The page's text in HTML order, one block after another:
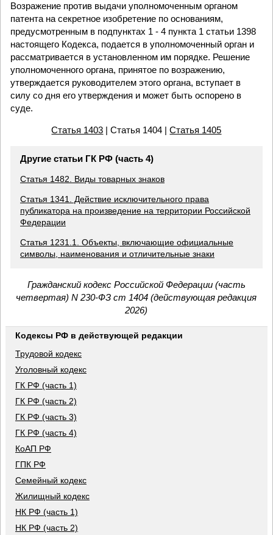
Возражение против выдачи уполномоченным органом
патента на секретное изобретение по основаниям,
предусмотренным в подпунктах 1 - 4 пункта 1 статьи 1398
настоящего Кодекса, подается в уполномоченный орган и
рассматривается в установленном им порядке. Решение
уполномоченного органа, принятое по возражению,
утверждается руководителем этого органа, вступает в
силу со дня его утверждения и может быть оспорено в
суде.
Статья 1403 | Статья 1404 |Статья 1405
Другие статьи ГК РФ (часть 4)
Статья 1482. Виды товарных знаков
Статья 1341. Действие исключительного права
публикатора на произведение на территории Российской
Федерации
Статья 1231.1. Объекты, включающие официальные
символы, наименования и отличительные знаки
Гражданский кодекс Российской Федерации (часть
четвертая) N 230-ФЗ ст 1404 (действующая редакция
2026)
Кодексы РФ в действующей редакции
Трудовой кодекс
Уголовный кодекс
ГК РФ (часть 1)
ГК РФ (часть 2)
ГК РФ (часть 3)
ГК РФ (часть 4)
КоАП РФ
ГПК РФ
Семейный кодекс
Жилищный кодекс
НК РФ (часть 1)
НК РФ (часть 2)